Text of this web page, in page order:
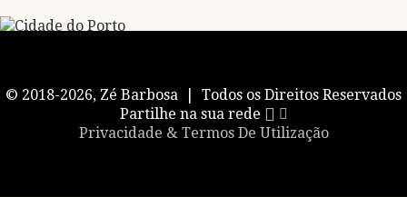
© 2018-2026, Zé Barbosa | Todos os Direitos Reservados
Partilhe na sua rede
Privacidade & Termos De Utilização